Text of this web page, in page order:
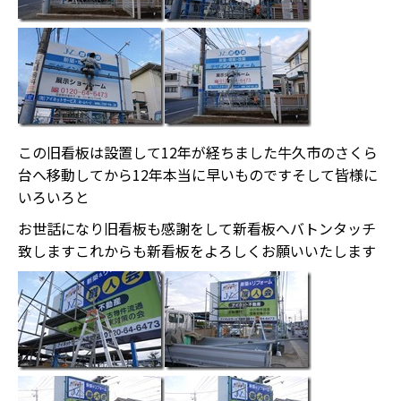
この旧看板は設置して12年が経ちました牛久市のさくら
台へ移動してから12年本当に早いものですそして皆様に
いろいろと
お世話になり旧看板も感謝をして新看板へバトンタッチ
致しますこれからも新看板をよろしくお願いいたします